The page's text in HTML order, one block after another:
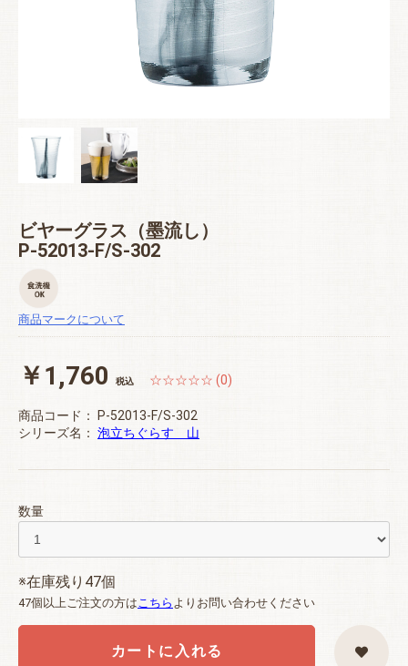
ビヤーグラス（墨流し）
P-52013-F/S-302
商品マークについて
￥1,760 税込 ☆☆☆☆☆ (0)
商品コード：
P-52013-F/S-302
シリーズ名： 泡立ちぐらす 山
数量
※在庫残り47個
47個以上ご注文の方はこちら よりお問い合わせください
カートに入れる